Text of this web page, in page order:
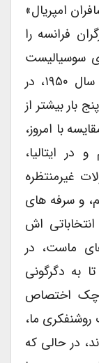
امپریال»
فرانسه را
سوسیالیست
های آلمانی را به لرزه در می آورد. در سال ۱۹۵۰، در
بیشتر از
با امروز،
ایتالیا،
غیرمنتظره
و سرفه های
اش
ماست، در
به دگرگونی
چک اختصاص
ما،
در حالی که